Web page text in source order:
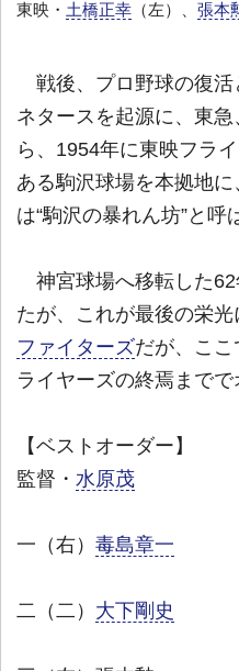
東映・ 土橋正幸 （左）、 張本
戦後、プロ野球の復活
ネタースを起源に、東
ら、1954年に東映フラ
ある駒沢球場を本拠地
は“駒沢の暴れん坊”と呼
神宮球場へ移転した62
たが、これが最後の栄
ファイターズだが、こ
ライヤーズの終焉までで
【ベストオーダー】
監督・ 水原茂
一（右） 毒島章一
二（二） 大下剛史